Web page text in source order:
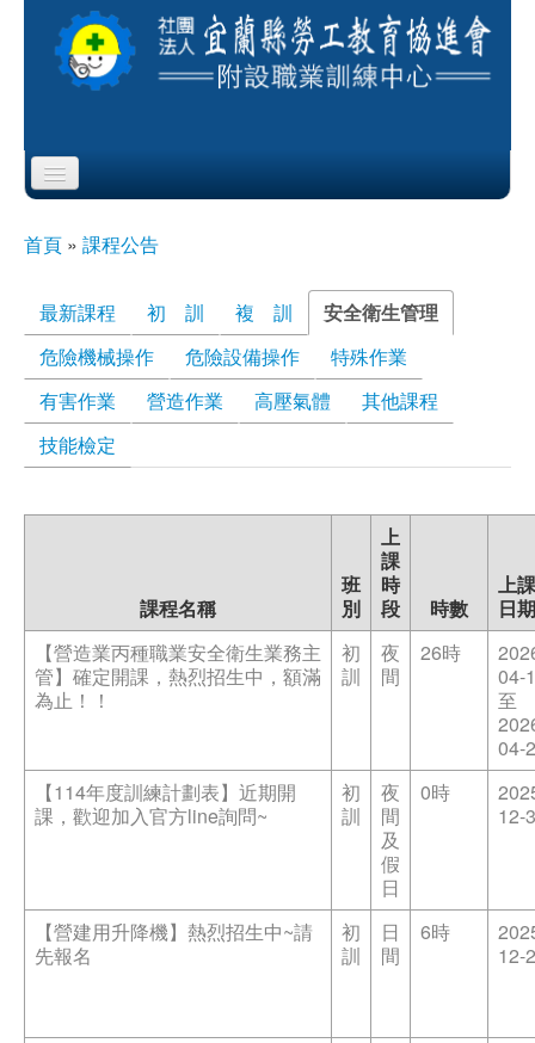
Skip to content
Skip to navigation
服務項目
公布欄
課程公告
即測即評
交通位置
線上報名
資安公告
您在這裡
首頁 » 課程公告
最新課程 初 訓 複 訓 安全衛生管理
籤)
危險機械操作 危險設備操作
特殊作業
有害作業
營造作業 高壓氣體
其他課程
技能檢定
課程名稱
班
別
上
課
時
段
時數
上課
日期
【營造業丙種職業安全衛生業務主
管】確定開課，熱烈招生中，額滿
為止！！
初
訓
夜
間
26時
04-
至
04-
【114年度訓練計劃表】近期開
課，歡迎加入官方line詢問~
初
訓
夜
間
及
假
日
0時
12-
【營建用升降機】熱烈招生中~請
先報名
初
訓
日
間
6時
12-